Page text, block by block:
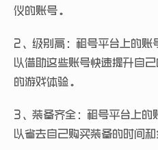
仪的账号。
2、级别高：租号平台上的账
以借助这些账号快速提升自
的游戏体验。
3、装备齐全：租号平台上的
以省去自己购买装备的时间和